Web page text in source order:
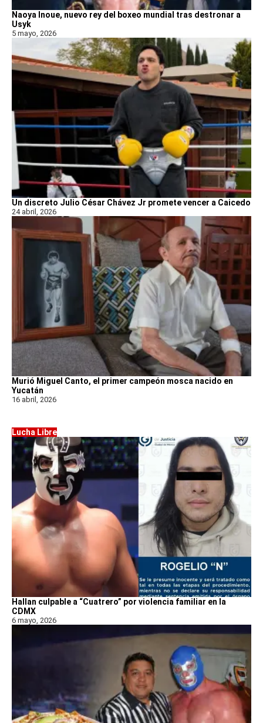
Naoya Inoue, nuevo rey del boxeo mundial tras destronar a
Usyk
5 mayo, 2026
Un discreto Julio César Chávez Jr promete vencer a Caicedo
24 abril, 2026
Murió Miguel Canto, el primer campeón mosca nacido en
Yucatán
16 abril, 2026
Lucha Libre
Hallan culpable a “Cuatrero” por violencia familiar en la
CDMX
6 mayo, 2026